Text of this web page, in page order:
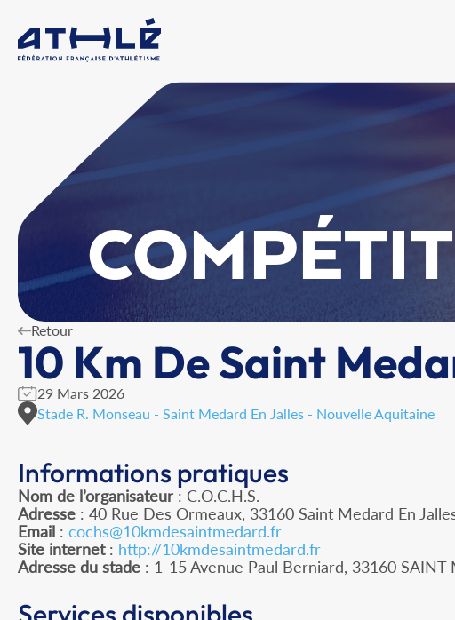
Retour
10 Km De Saint
29 Mars 2026
Stade R. Monseau - Saint Medard En Jalles - Nouvelle Aquitaine
Informations pratiques
Nom de l’organisateur : C.O.C.H.S.
Adresse : 40 Rue Des Ormeaux, 33160 Saint Medard En
Email : cochs@10kmdesaintmedard.fr
Site internet: http://10kmdesaintmedard.fr
Adresse du stade : 1-15 Avenue Paul Berniard, 33160 SAINT